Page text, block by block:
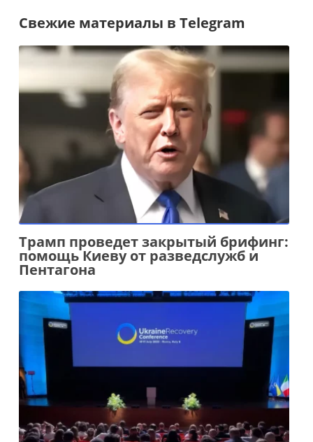
Свежие материалы в Telegram
Трамп проведет закрытый брифинг:
помощь Киеву от разведслужб и
Пентагона